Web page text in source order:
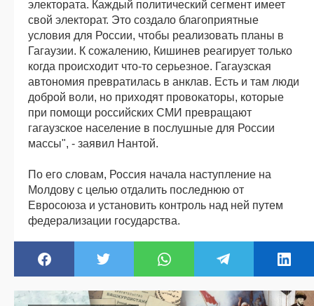
электората. Каждый политический сегмент имеет
свой электорат. Это создало благоприятные
условия для России, чтобы реализовать планы в
Гагаузии. К сожалению, Кишинев реагирует только
когда происходит что-то серьезное. Гагаузская
автономия превратилась в анклав. Есть и там люди
доброй воли, но приходят провокаторы, которые
при помощи российских СМИ превращают
гагаузское население в послушные для России
массы", - заявил Нантой.
По его словам, Россия начала наступление на
Молдову с целью отдалить последнюю от
Евросоюза и установить контроль над ней путем
федерализации государства.